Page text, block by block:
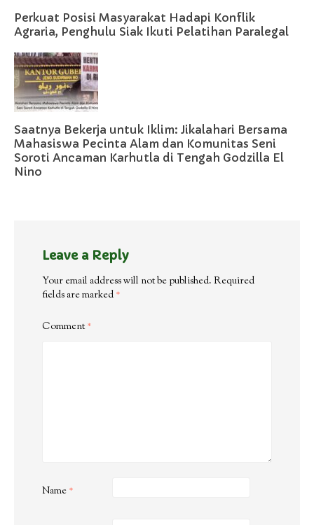
Perkuat Posisi Masyarakat Hadapi Konflik
Agraria, Penghulu Siak Ikuti Pelatihan Paralegal
Saatnya Bekerja untuk Iklim: Jikalahari Bersama
Mahasiswa Pecinta Alam dan Komunitas Seni
Soroti Ancaman Karhutla di Tengah Godzilla El
Nino
Leave a Reply
Your email address will not be published. Required
fields are marked *
Comment*
Name *